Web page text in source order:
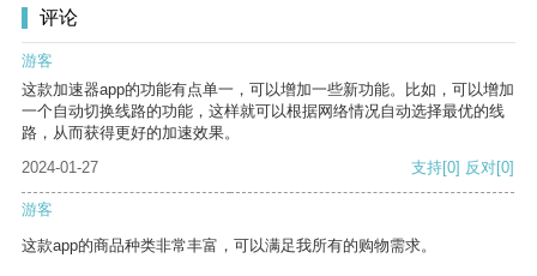
评论
游客
这款加速器app的功能有点单一，可以增加一些新功能。比如，可以增加
一个自动切换线路的功能，这样就可以根据网络情况自动选择最优的线
路，从而获得更好的加速效果。
2024-01-27
支持[0] 反对[0]
游客
这款app的商品种类非常丰富，可以满足我所有的购物需求。